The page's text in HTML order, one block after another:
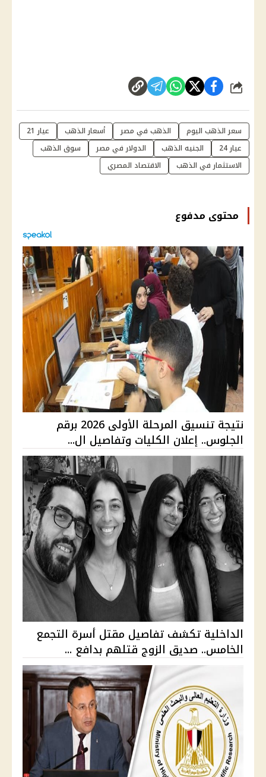
شارك
سعر الذهب اليوم الذهب في مصر أسعار الذهب
عيار 21
عيار 24
الجنيه الذهب الدولار في مصر
سوق الذهب
الاستثمار في الذهب
الاقتصاد المصري
محتوى مدفوع
نتيجة تنسيق المرحلة الأولى 2026 برقم
الجلوس.. إعلان الكليات وتفاصيل ال...
الداخلية تكشف تفاصيل مقتل أسرة التجمع
الخامس.. صديق الزوج قتلهم بدافع ...